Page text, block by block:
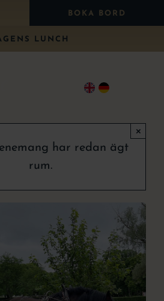
BOKA BORD
LUNCH
har redan ägt
rum.
×